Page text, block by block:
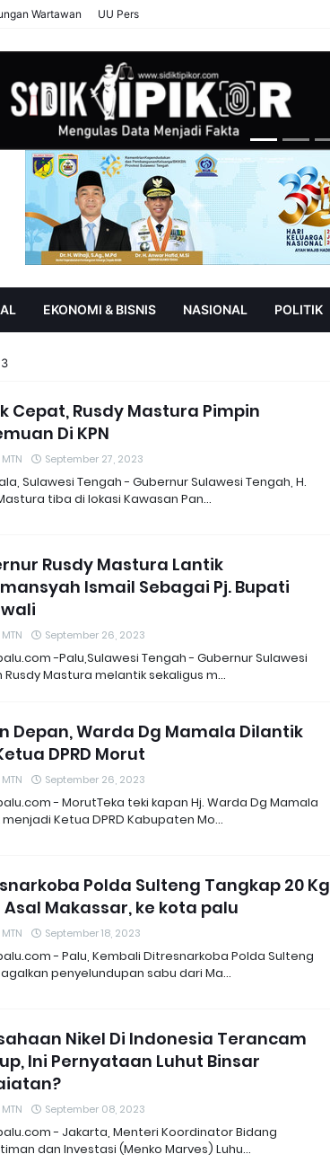
Wartawan UU Pers
EKONOMI & BISNIS NASIONAL POLITIK
Cepat, Rusdy Mastura Pimpin
Di KPN
September 27, 2023
Sulawesi Tengah - Gubernur Sulawesi Tengah, H.
tiba di lokasi Kawasan Pan…
Rusdy Mastura Lantik
Ismail Sebagai Pj. Bupati
September 26, 2023
-Palu,Sulawesi Tengah - Gubernur Sulawesi
Rusdy Mastura melantik sekaligus m…
Depan, Warda Dg Mamala Dilantik
DPRD Morut
September 26, 2023
- MorutTeka teki kapan Hj. Warda Dg Mamala
Ketua DPRD Kabupaten Mo…
Polda Sulteng Tangkap 20 Kg
Asal Makassar, ke kota palu
September 18, 2023
- Palu, Kembali Ditresnarkoba Polda Sulteng
penyelundupan sabu dari Ma…
Nikel Di Indonesia Terancam
Ini Pernyataan Luhut Binsar
September 08, 2023
- Jakarta, Menteri Koordinator Bidang
dan Investasi (Menko Marves) Luhu…